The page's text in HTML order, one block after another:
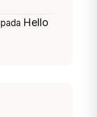
pada Hello